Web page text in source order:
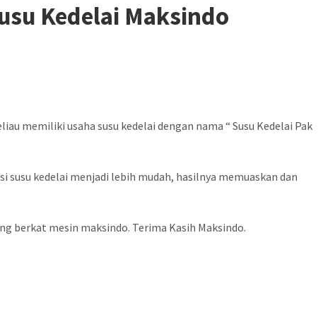
Kedelai Maksindo
memiliki usaha susu kedelai dengan nama “ Susu Kedelai Pak
susu kedelai menjadi lebih mudah, hasilnya memuaskan dan
berkat mesin maksindo. Terima Kasih Maksindo.